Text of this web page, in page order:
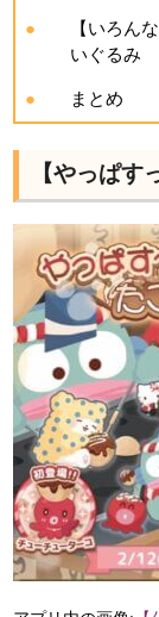
【いろん
いぐるみ
まとめ
【やっぱす